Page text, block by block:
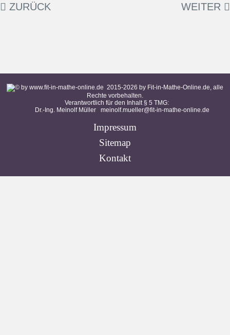
ZURÜCK WEITER
2015-2026 by Fit-in-Mathe-Online.de, alle
Rechte vorbehalten.
Verantwortlich für den Inhalt § 5 TMG:
Dr.-Ing. Meinolf Müller meinolf.mueller@fit-in-mathe-online.de
Impressum
Sitemap
Kontakt